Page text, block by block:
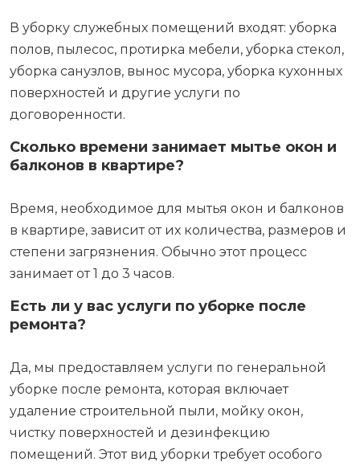
В уборку служебных помещений входят: уборка
полов, пылесос, протирка мебели, уборка стекол,
уборка санузлов, вынос мусора, уборка кухонных
поверхностей и другие услуги по
договоренности.
Сколько времени занимает мытье окон и
балконов в квартире?
Время, необходимое для мытья окон и балконов
в квартире, зависит от их количества, размеров и
степени загрязнения. Обычно этот процесс
занимает от 1 до 3 часов.
Есть ли у вас услуги по уборке после
ремонта?
Да, мы предоставляем услуги по генеральной
уборке после ремонта, которая включает
удаление строительной пыли, мойку окон,
чистку поверхностей и дезинфекцию
помещений. Этот вид уборки требует особого